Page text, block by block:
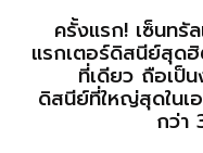
ครั้งแรก! เซ็นทรั
แรกเตอร์ดิสนีย์สุดฮิ
ที่เดียว ถือเป็
ดิสนีย์ที่ใหญ่สุดในเ
กว่า